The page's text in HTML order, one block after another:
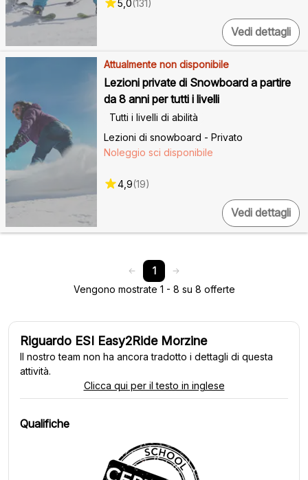
5,0(131 )
Vedi dettagli
Attualmente non disponibile
Lezioni private di Snowboard a partire
da 8 anni per tutti i livelli
Lezioni di snowboard - Privato
Tutti i livelli di abilità
Noleggio sci disponibile
4,9(19)
Vedi dettagli
1
Vengono mostrate 1 - 8 su 8 offerte
Riguardo ESI Easy2Ride Morzine
Il nostro team non ha ancora tradotto i dettagli di questa
attività.
Clicca qui per il testo in inglese
Qualifiche